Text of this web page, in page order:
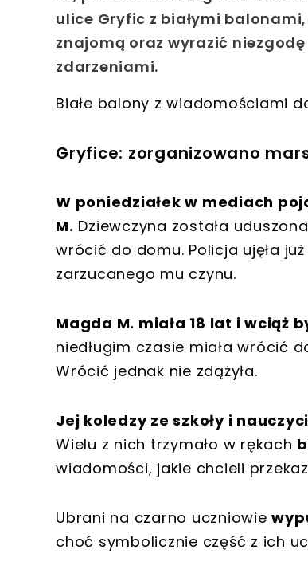
ulice Gryfic z białymi
znajomą oraz wyrazić
zdarzeniami.
Białe balony z wiadomościami
Gryfice: zorganizowano
W poniedziałek w mediach
M. Dziewczyna została
wrócić do domu. Policja ujęła
zarzucanego mu czynu.
Magda M. miała 18 lat i wciąż
niedługim czasie miała wrócić
Wrócić jednak nie zdążyła.
Jej koledzy ze szkoły i
Wielu z nich trzymało w rękach
wiadomości, jakie chcieli
Ubrani na czarno uczniowie
choć symbolicznie część z ich